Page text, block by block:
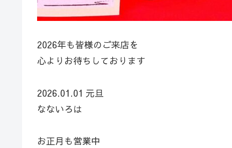
2026年も皆様のご来店を
心よりお待ちしております
2026.01.01 元旦
なないろは
お正月も営業中